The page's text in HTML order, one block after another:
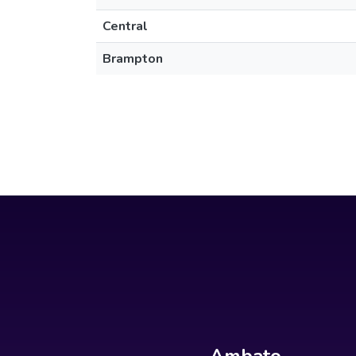
Central
Brampton